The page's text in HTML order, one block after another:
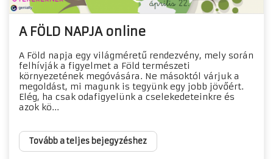
A FÖLD NAPJA online
A Föld napja egy világméretű rendezvény, mely során
felhívják a figyelmet a Föld természeti
környezetének megóvására. Ne másoktól várjuk a
megoldást, mi magunk is tegyünk egy jobb jövőért.
Elég, ha csak odafigyelünk a cselekedeteinkre és
azok kö...
Tovább a teljes bejegyzéshez